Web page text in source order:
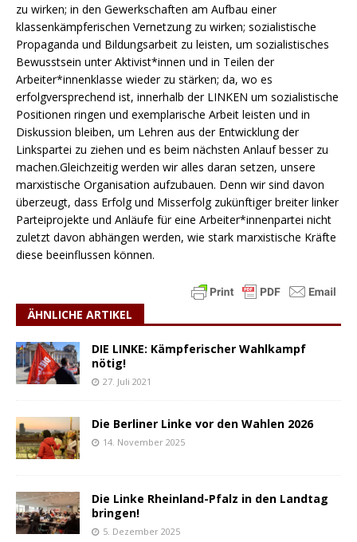
zu wirken; in den Gewerkschaften am Aufbau einer
klassenkämpferischen Vernetzung zu wirken; sozialistische
Propaganda und Bildungsarbeit zu leisten, um sozialistisches
Bewusstsein unter Aktivist*innen und in Teilen der
Arbeiter*innenklasse wieder zu stärken; da, wo es
erfolgversprechend ist, innerhalb der LINKEN um sozialistische
Positionen ringen und exemplarische Arbeit leisten und in
Diskussion bleiben, um Lehren aus der Entwicklung der
Linkspartei zu ziehen und es beim nächsten Anlauf besser zu
machen.Gleichzeitig werden wir alles daran setzen, unsere
marxistische Organisation aufzubauen. Denn wir sind davon
überzeugt, dass Erfolg und Misserfolg zukünftiger breiter linker
Parteiprojekte und Anläufe für eine Arbeiter*innenpartei nicht
zuletzt davon abhängen werden, wie stark marxistische Kräfte
diese beeinflussen können.
ÄHNLICHE ARTIKEL
DIE LINKE: Kämpferischer Wahlkampf
nötig!
27. Juli 2021
Die Berliner Linke vor den Wahlen 2026
14. November 2025
Die Linke Rheinland-Pfalz in den Landtag
bringen!
5. Dezember 2025